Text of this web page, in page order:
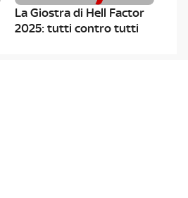
La Giostra di Hell Factor
2025: tutti contro tutti